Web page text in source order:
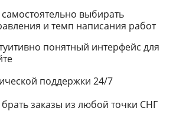
выбирать
и темп написания работ
понятный интерфейс для
поддержки 24/7
заказы из любой точки СНГ